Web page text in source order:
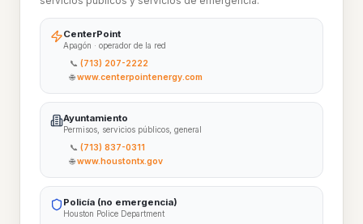
CenterPoint
Apagón · operador de la red
📞 (713) 207-2222
🌐www.centerpointenergy.com
Ayuntamiento
Permisos, servicios públicos, general
📞 (713) 837-0311
🌐www.houstontx.gov
Policía (no emergencia)
Houston Police Department